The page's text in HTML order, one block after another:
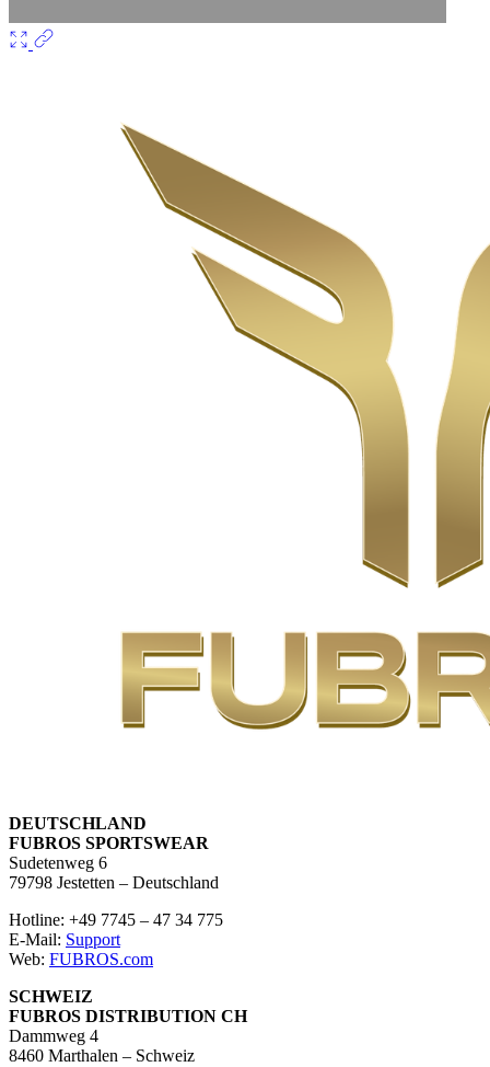
DEUTSCHLAND
FUBROS SPORTSWEAR
Sudetenweg 6
79798 Jestetten – Deutschland
Hotline: +49 7745 – 47 34 775
E-Mail: Support
Web: FUBROS.com
SCHWEIZ
FUBROS DISTRIBUTION CH
Dammweg 4
8460 Marthalen – Schweiz